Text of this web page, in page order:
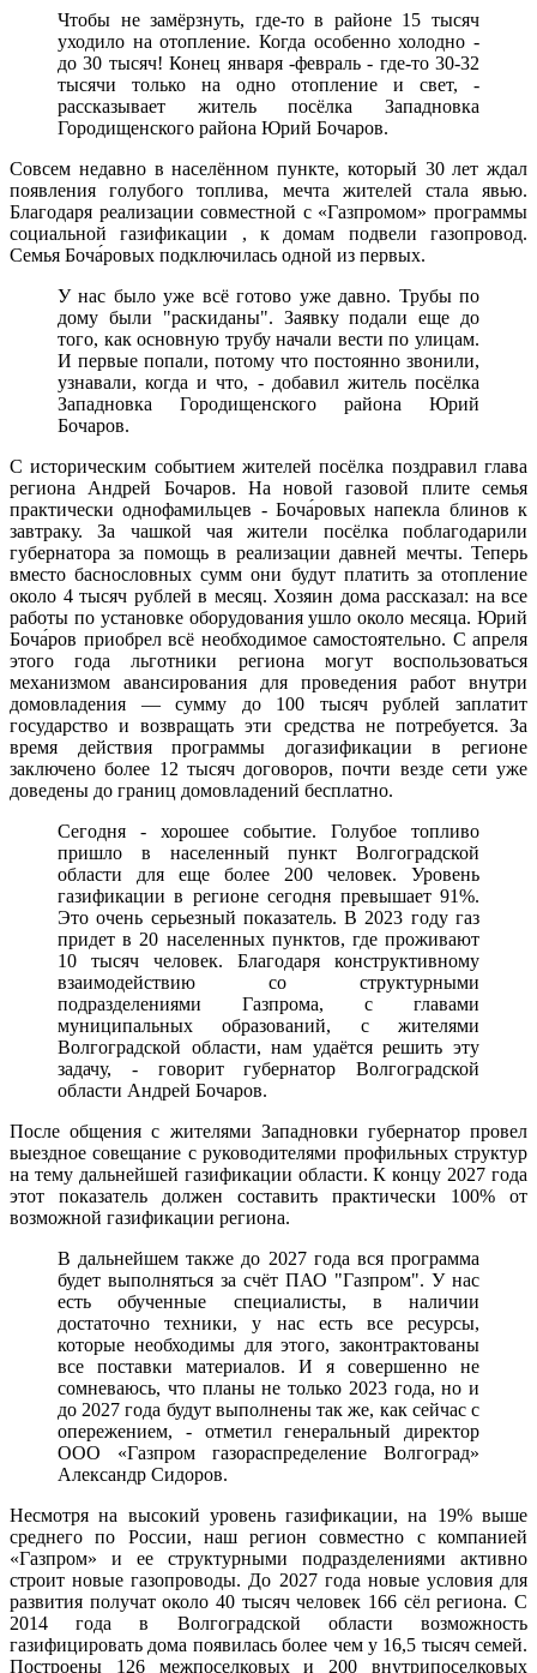
Чтобы не замёрзнуть, где-то в районе 15 тысяч
уходило на отопление. Когда особенно холодно -
до 30 тысяч! Конец января -февраль - где-то 30-32
тысячи только на одно отопление и свет, -
рассказывает житель посёлка Западновка
Городищенского района Юрий Бочаров.
Совсем недавно в населённом пункте, который 30 лет ждал
появления голубого топлива, мечта жителей стала явью.
Благодаря реализации совместной с «Газпромом» программы
социальной газификации , к домам подвели газопровод.
Семья Боча́ровых подключилась одной из первых.
У нас было уже всё готово уже давно. Трубы по
дому были "раскиданы". Заявку подали еще до
того, как основную трубу начали вести по улицам.
И первые попали, потому что постоянно звонили,
узнавали, когда и что, - добавил житель посёлка
Западновка Городищенского района Юрий
Бочаров.
С историческим событием жителей посёлка поздравил глава
региона Андрей Бочаров. На новой газовой плите семья
практически однофамильцев - Боча́ровых напекла блинов к
завтраку. За чашкой чая жители посёлка поблагодарили
губернатора за помощь в реализации давней мечты. Теперь
вместо баснословных сумм они будут платить за отопление
около 4 тысяч рублей в месяц. Хозяин дома рассказал: на все
работы по установке оборудования ушло около месяца. Юрий
Боча́ров приобрел всё необходимое самостоятельно. С апреля
этого года льготники региона могут воспользоваться
механизмом авансирования для проведения работ внутри
домовладения — сумму до 100 тысяч рублей заплатит
государство и возвращать эти средства не потребуется. За
время действия программы догазификации в регионе
заключено более 12 тысяч договоров, почти везде сети уже
доведены до границ домовладений бесплатно.
Сегодня - хорошее событие. Голубое топливо
пришло в населенный пункт Волгоградской
области для еще более 200 человек. Уровень
газификации в регионе сегодня превышает 91%.
Это очень серьезный показатель. В 2023 году газ
придет в 20 населенных пунктов, где проживают
10 тысяч человек. Благодаря конструктивному
взаимодействию со структурными
подразделениями Газпрома, с главами
муниципальных образований, с жителями
Волгоградской области, нам удаётся решить эту
задачу, - говорит губернатор Волгоградской
области Андрей Бочаров.
После общения с жителями Западновки губернатор провел
выездное совещание с руководителями профильных структур
на тему дальнейшей газификации области. К концу 2027 года
этот показатель должен составить практически 100% от
возможной газификации региона.
В дальнейшем также до 2027 года вся программа
будет выполняться за счёт ПАО "Газпром". У нас
есть обученные специалисты, в наличии
достаточно техники, у нас есть все ресурсы,
которые необходимы для этого, законтрактованы
все поставки материалов. И я совершенно не
сомневаюсь, что планы не только 2023 года, но и
до 2027 года будут выполнены так же, как сейчас с
опережением, - отметил генеральный директор
ООО «Газпром газораспределение Волгоград»
Александр Сидоров.
Несмотря на высокий уровень газификации, на 19% выше
среднего по России, наш регион совместно с компанией
«Газпром» и ее структурными подразделениями активно
строит новые газопроводы. До 2027 года новые условия для
развития получат около 40 тысяч человек 166 сёл региона. С
2014 года в Волгоградской области возможность
газифицировать дома появилась более чем у 16,5 тысяч семей.
Построены 126 межпоселковых и 200 внутрипоселковых